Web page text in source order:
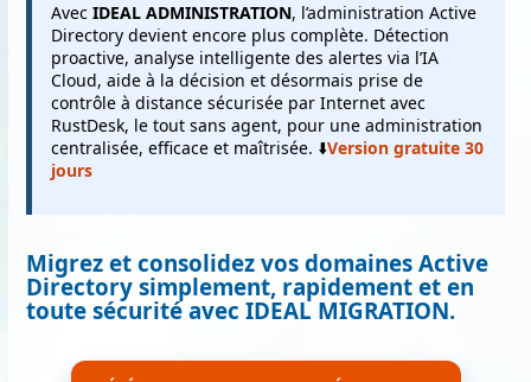
Avec IDEAL ADMINISTRATION, l’administration Active
Directory devient encore plus complète. Détection
proactive, analyse intelligente des alertes via l’IA
Cloud, aide à la décision et désormais prise de
contrôle à distance sécurisée par Internet avec
RustDesk, le tout sans agent, pour une administration
centralisée, efficace et maîtrisée. ⬇️Version gratuite 30
jours
Migrez et consolidez vos domaines Active
Directory simplement, rapidement et en
toute sécurité avec IDEAL MIGRATION.